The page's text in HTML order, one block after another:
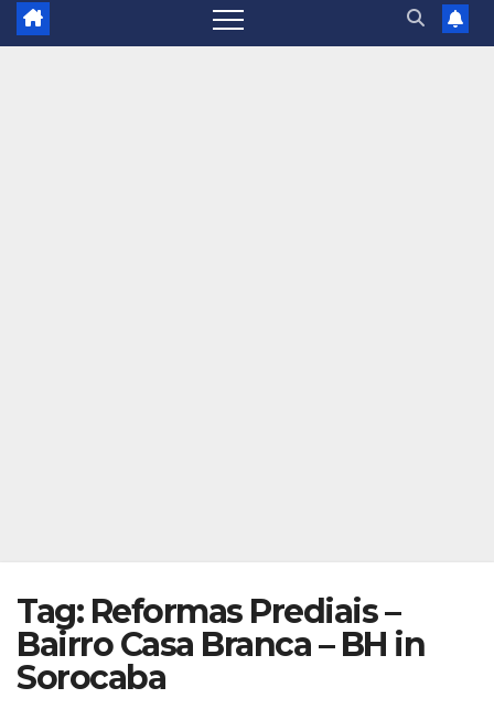
Tag: Reformas Prediais –
Bairro Casa Branca – BH in
Sorocaba